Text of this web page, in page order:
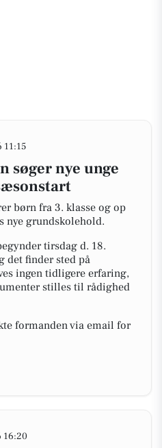
11:15
søger nye unge
børn fra 3. klasse og op
nye grundskolehold.
tirsdag d. 18.
det finder sted på
ingen tidligere erfaring,
stilles til rådighed
formanden via email for
16:20